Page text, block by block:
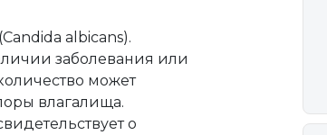
albicans).
заболевания или
может
влагалища.
о